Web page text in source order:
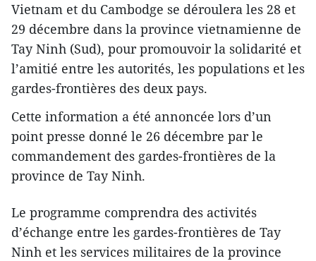
Vietnam et du Cambodge se déroulera les 28 et
29 décembre dans la province vietnamienne de
Tay Ninh (Sud), pour promouvoir la solidarité et
l’amitié entre les autorités, les populations et les
gardes-frontières des deux pays.
Cette information a été annoncée lors d’un
point presse donné le 26 décembre par le
commandement des gardes-frontières de la
province de Tay Ninh.
Le programme comprendra des activités
d’échange entre les gardes-frontières de Tay
Ninh et les services militaires de la province